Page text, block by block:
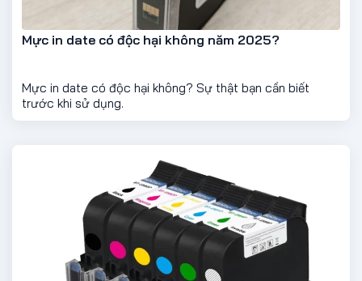
Mực in date có độc hại không năm 2025?
Mực in date có độc hại không? Sự thật bạn cần biết
trước khi sử dụng.